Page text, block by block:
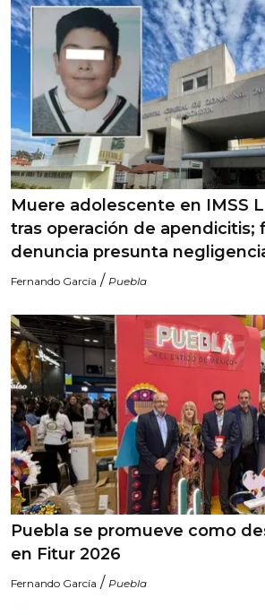
Muere adolescente en IMSS
tras operación de apendicitis;
denuncia presunta
Fernando García / Puebla
Puebla se promueve como
en Fitur 2026
Fernando García / Puebla